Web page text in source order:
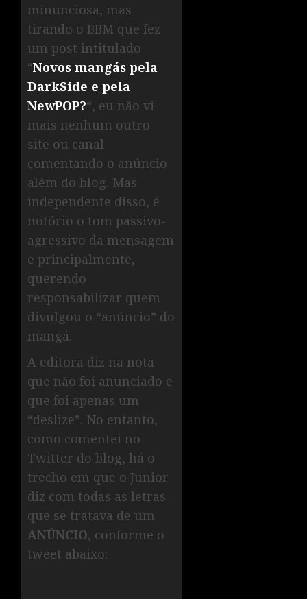
minunciosa, mas
tirando o BBM que fez
um post intitulado
“Novos mangás pela
DarkSide e pela
NewPOP?“, eu não vi
mais nenhum outro
site ou canal
comentando o anúncio
além do blog. Mas
independente disso, é
notório o tom passivo-
agressivo da mensagem
e principalmente,
querendo
responsabilizar quem
divulgou o “anúncio” do
mangá.
A editora diz na nota
que não foi anunciado e
que foi apenas um
“deslize”. No entanto,
como comentei no
Twitter do blog, há o
trecho em que o Junior
diz com todas as letras
que se tratava de um
ANÚNCIO, conforme o
tweet abaixo: